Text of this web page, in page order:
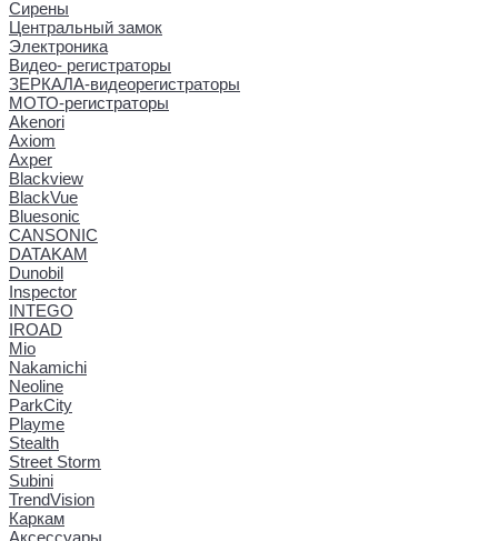
Сирены
Центральный замок
Электроника
Видео- регистраторы
ЗЕРКАЛА-видеорегистраторы
МОТО-регистраторы
Akenori
Axiom
Axper
Blackview
BlackVue
Bluesonic
CANSONIC
DATAKAM
Dunobil
Inspector
INTEGO
IROAD
Mio
Nakamichi
Neoline
ParkCity
Playme
Stealth
Street Storm
Subini
TrendVision
Каркам
Аксессуары